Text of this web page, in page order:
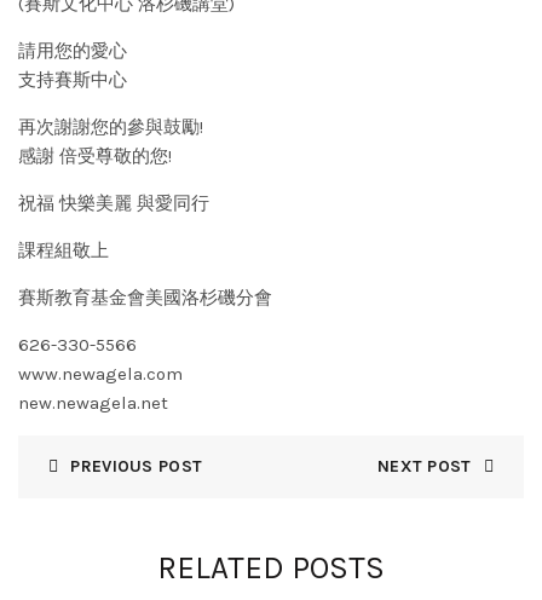
請用您的愛心
支持賽斯中心
再次謝謝您的參與鼓勵!
感謝 倍受尊敬的您!
祝福 快樂美麗 與愛同行
課程組敬上
賽斯教育基金會美國洛杉磯分會
626-330-5566
www.newagela.com
new.newagela.net
PREVIOUS POST NEXT POST
RELATED POSTS